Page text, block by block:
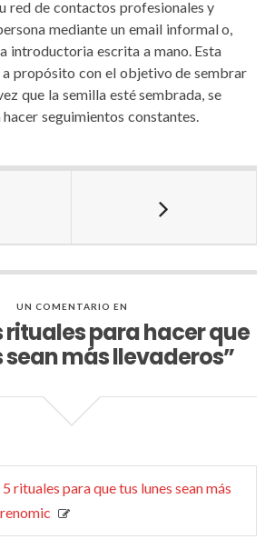
red de contactos profesionales y
mediante un email informal o,
introductoria escrita a mano. Esta
a propósito con el objetivo de sembrar
que la semilla esté sembrada, se
seguimientos constantes.
UN COMENTARIO EN
rituales para hacer que
sean más llevaderos”
rituales para que tus lunes sean más